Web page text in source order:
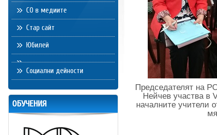
Председателят на
Нейчев участва в
началните учители
СО в медиите
Стар сайт
Юбилей
Социални дейности
ОБУЧЕНИЯ